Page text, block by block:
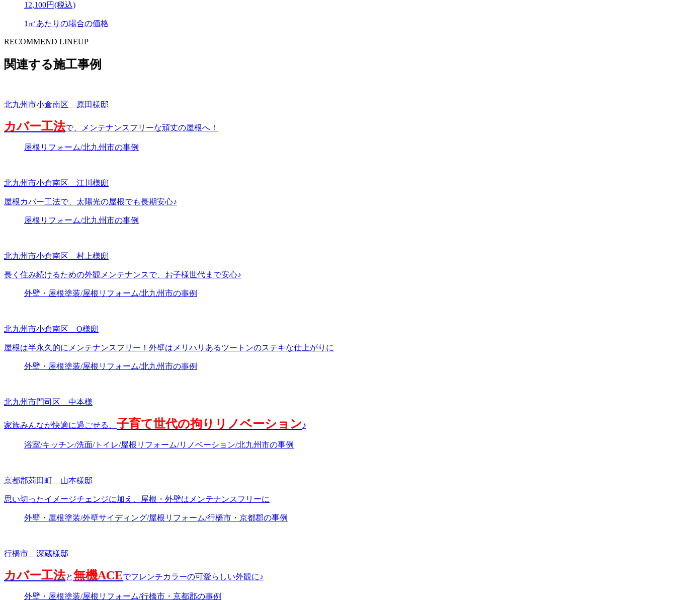
12,100円(税込)
1㎡あたりの場合の価格
RECOMMEND LINEUP
関連する施工事例
北九州市小倉南区 原田様邸
カバー工法で、メンテナンスフリーな頑丈の屋根へ！
屋根リフォーム/北九州市の事例
北九州市小倉南区 江川様邸
屋根カバー工法で、太陽光の屋根でも長期安心♪
屋根リフォーム/北九州市の事例
北九州市小倉南区 村上様邸
長く住み続けるための外観メンテナンスで、お子様世代まで安心♪
外壁・屋根塗装/屋根リフォーム/北九州市の事例
北九州市小倉南区 O様邸
屋根は半永久的にメンテナンスフリー！外壁はメリハリあるツートンのステキな仕上がりに
外壁・屋根塗装/屋根リフォーム/北九州市の事例
北九州市門司区 中本様
家族みんなが快適に過ごせる、 子育て世代の拘りリノベーション♪
浴室/キッチン/洗面/トイレ/屋根リフォーム/リノベーション/北九州市の事例
京都郡苅田町 山本様邸
思い切ったイメージチェンジに加え、屋根・外壁はメンテナンスフリーに
外壁・屋根塗装/外壁サイディング/屋根リフォーム/行橋市・京都郡の事例
行橋市 深蔵様邸
カバー工法と無機ACEでフレンチカラーの可愛らしい外観に♪
外壁・屋根塗装/屋根リフォーム/行橋市・京都郡の事例